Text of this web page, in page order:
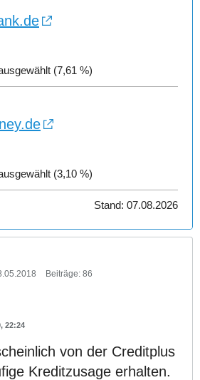
(7,61 %)
(3,10 %)
Stand: 07.08.2026
Beiträge: 86
22:24
von der Creditplus
Kreditzusage erhalten.